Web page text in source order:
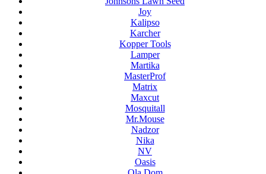
Joy
Kalipso
Karcher
Kopper Tools
Lamper
Martika
MasterProf
Matrix
Maxcut
Mosquitall
Mr.Mouse
Nadzor
Nika
NV
Oasis